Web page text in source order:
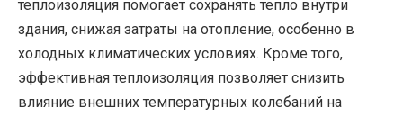
теплоизоляция помогает сохранять тепло внутри
здания, снижая затраты на отопление, особенно в
холодных климатических условиях. Кроме того,
эффективная теплоизоляция позволяет снизить
влияние внешних температурных колебаний на